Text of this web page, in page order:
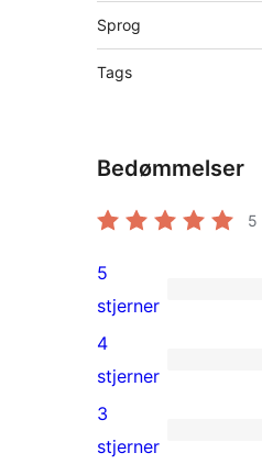
Sprog
Tags
Bedømmelser
5
4
5-
stjernet
anmeldelser
5
stjerner
0
4-
stjernet
4
stjerner
0
3
stjerner